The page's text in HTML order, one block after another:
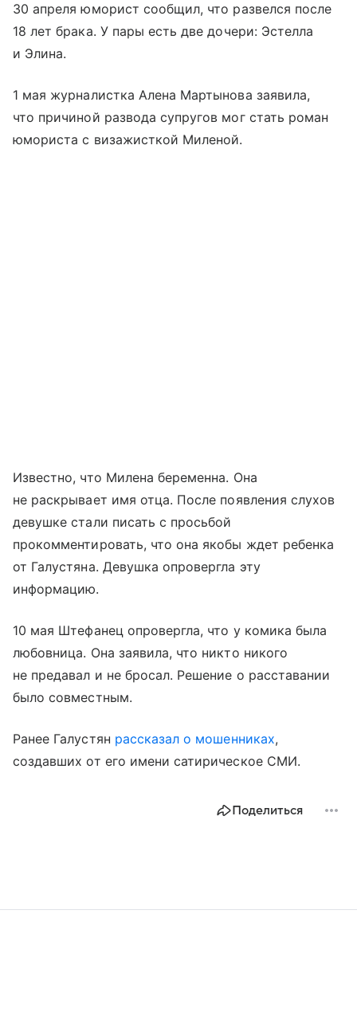
30 апреля юморист сообщил, что развелся после
18 лет брака. У пары есть две дочери: Эстелла
и Элина.
1 мая журналистка Алена Мартынова заявила,
что причиной развода супругов мог стать роман
юмориста с визажисткой Миленой.
Известно, что Милена беременна. Она
не раскрывает имя отца. После появления слухов
девушке стали писать с просьбой
прокомментировать, что она якобы ждет ребенка
от Галустяна. Девушка опровергла эту
информацию.
10 мая Штефанец опровергла, что у комика была
любовница. Она заявила, что никто никого
не предавал и не бросал. Решение о расставании
было совместным.
Ранее Галустян рассказал о мошенниках,
создавших от его имени сатирическое СМИ.
Поделиться